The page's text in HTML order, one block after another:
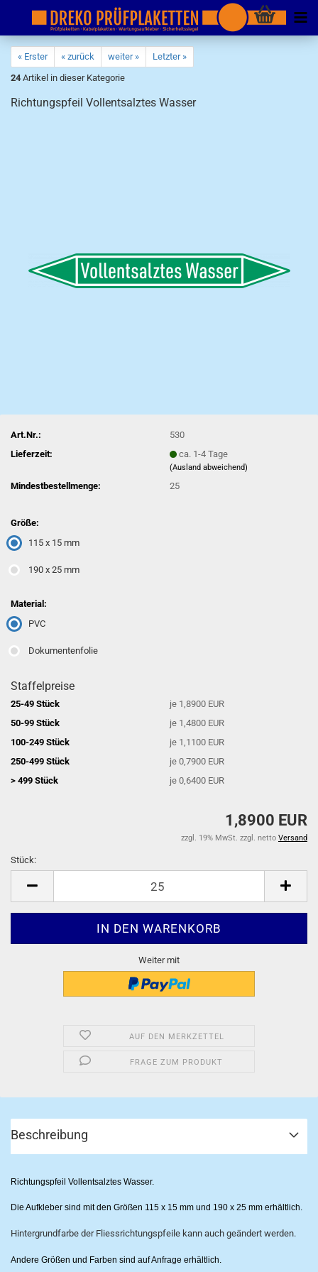
« Erster « zurück weiter »
Letzter »
24 Artikel in dieser Kategorie
Richtungspfeil Vollentsalztes Wasser
Art.Nr.:
530
Lieferzeit:
ca. 1-4 Tage
(Ausland abweichend)
Mindestbestellmenge: 25
Größe:
115 x 15 mm
190 x 25 mm
Material:
PVC
Dokumentenfolie
Staffelpreise
25-49 Stück
je 1,8900 EUR
50-99 Stück
je 1,4800 EUR
100-249 Stück
je 1,1100 EUR
250-499 Stück
je 0,7900 EUR
> 499 Stück
je 0,6400 EUR
1,8900 EUR
zzgl. 19% MwSt. zzgl. netto Versand
Stück:
Weiter mit
AUF DEN MERKZETTEL
FRAGE ZUM PRODUKT
Beschreibung
Richtungspfeil Vollentsalztes Wasser.
Die Aufkleber sind mit den Größen 115 x 15 mm und 190 x 25 mm erhältlich.
Hintergrundfarbe der Fliessrichtungspfeile kann auch geändert werden.
Andere Größen und Farben sind auf Anfrage erhältlich.